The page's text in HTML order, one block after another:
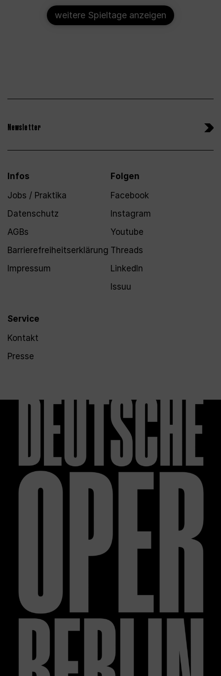
weitere Spieltage anzeigen
Newsletter
Infos
Jobs / Praktika
Datenschutz
AGBs
Barrierefreiheitserklärung
Impressum
Service
Kontakt
Presse
Folgen
Facebook
Instagram
Youtube
Threads
LinkedIn
Issuu